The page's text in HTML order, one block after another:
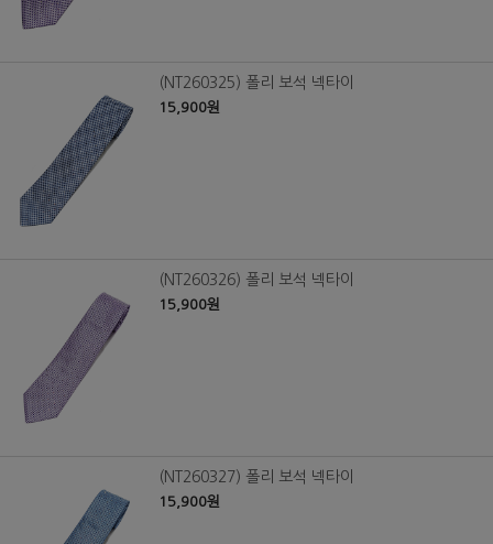
(NT260325) 폴리 보석 넥타이
15,900원
(NT260326) 폴리 보석 넥타이
15,900원
(NT260327) 폴리 보석 넥타이
15,900원